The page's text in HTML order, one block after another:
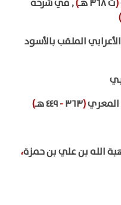
(ت ٣٦٨ هـ ), في شرحه
الملقب بالأسود
المعري(٣٦٣-
)
الله بن علي بن حمزة،